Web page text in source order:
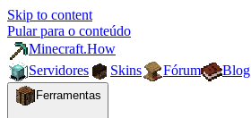
Skip to content
Pular para o conteúdo
Minecraft.How
Servidores
Skins Fórum Blog
Ferramentas